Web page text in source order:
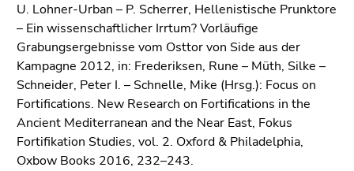
U. Lohner-Urban – P. Scherrer, Hellenistische Prunktore
– Ein wissenschaftlicher Irrtum? Vorläufige
Grabungsergebnisse vom Osttor von Side aus der
Kampagne 2012, in: Frederiksen, Rune – Müth, Silke –
Schneider, Peter I. – Schnelle, Mike (Hrsg.): Focus on
Fortifications. New Research on Fortifications in the
Ancient Mediterranean and the Near East, Fokus
Fortifikation Studies, vol. 2. Oxford & Philadelphia,
Oxbow Books 2016, 232–243.